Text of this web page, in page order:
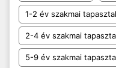
1-2 év szakmai
2-4 év szakmai
5-9 év szakmai